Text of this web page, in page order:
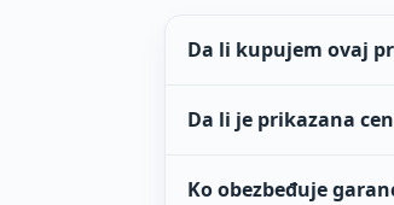
Da li kupujem ovaj
Da li je prikazana
Ko obezbeđuje